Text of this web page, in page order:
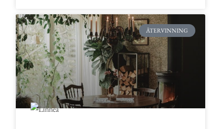
ÅTERVINNING